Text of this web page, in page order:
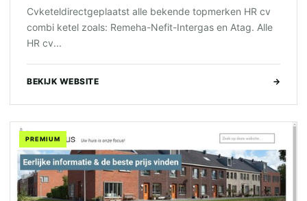
Cvketeldirectgeplaatst alle bekende topmerken HR cv
combi ketel zoals: Remeha-Nefit-Intergas en Atag. Alle
HR cv...
BEKIJK WEBSITE →
PREMIUM